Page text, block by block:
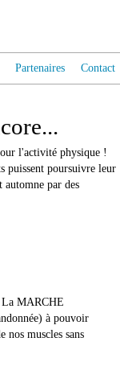
Partenaires Contact
l'activité physique !
puissent poursuivre leur
par des
La MARCHE
à pouvoir
muscles sans